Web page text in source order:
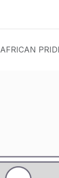
AFRICAN